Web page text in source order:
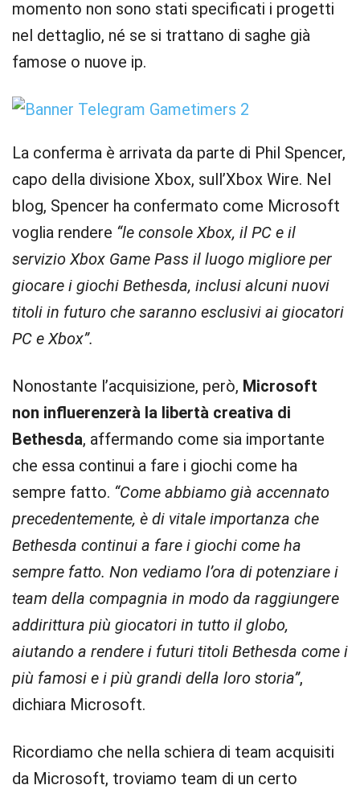
momento non sono stati specificati i progetti
nel dettaglio, né se si trattano di saghe già
famose o nuove ip.
La conferma è arrivata da parte di Phil Spencer,
capo della divisione Xbox, sull’Xbox Wire. Nel
blog, Spencer ha confermato come Microsoft
voglia rendere “le console Xbox, il PC e il
servizio Xbox Game Pass il luogo migliore per
giocare i giochi Bethesda, inclusi alcuni nuovi
titoli in futuro che saranno esclusivi ai giocatori
PC e Xbox”.
Nonostante l’acquisizione, però, Microsoft
non influerenzerà la libertà creativa di
Bethesda, affermando come sia importante
che essa continui a fare i giochi come ha
sempre fatto. “Come abbiamo già accennato
precedentemente, è di vitale importanza che
Bethesda continui a fare i giochi come ha
sempre fatto. Non vediamo l’ora di potenziare i
team della compagnia in modo da raggiungere
addirittura più giocatori in tutto il globo,
aiutando a rendere i futuri titoli Bethesda come i
più famosi e i più grandi della loro storia”,
dichiara Microsoft.
Ricordiamo che nella schiera di team acquisiti
da Microsoft, troviamo team di un certo